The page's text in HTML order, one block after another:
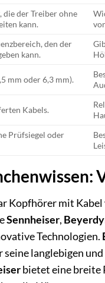
die der Treiber ohne
kann.
den der
kann.
mm oder 6,3 mm).
Kabels.
Prüfsiegel oder
Kopfhörer mit
Sennheiser,
Technologien.
langlebigen
bietet eine breite